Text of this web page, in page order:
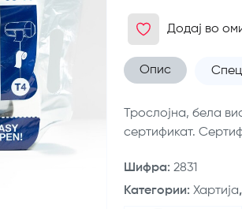
Додај во
Опис
Трослојна, бела
сертификат.
Шифра: 2831
Категории: Хартија,